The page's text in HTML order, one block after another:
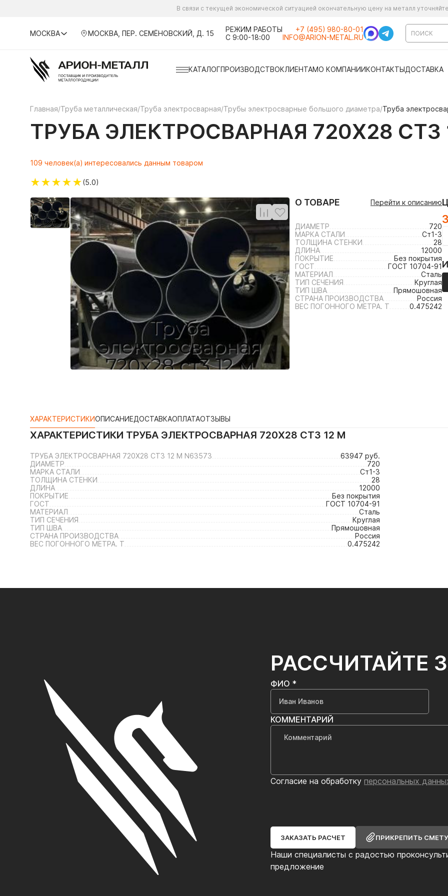
В связи с текущей экономической ситуацией окончательную цену на металл
МОСКВА МОСКВА, ПЕР. СЕМЁНОВСКИЙ, Д. 15
РЕЖИМ РАБОТЫ
С 9:00-18:00
+7 (495) 980-80-01
INFO@ARION-METAL.RU
КАТАЛОГПРОИЗВОДСТВОКЛИЕНТАМО КОМПАНИИКОНТАКТЫДОСТАВКА
Главная/Труба металлическая/Труба электросварная/Трубы электросварные большого диаметра/Труба
ТРУБА ЭЛЕКТРОСВАРНАЯ 720Х28 СТ3
109 человек(а) интересовались данным товаром
★★★★★(5.0)
О ТОВАРЕ Перейти к описанию
ДИАМЕТР
720
МАРКА СТАЛИ
Ст1-3
ТОЛЩИНА СТЕНКИ
28
ДЛИНА
12000
ПОКРЫТИЕ
Без покрытия
ГОСТ
ГОСТ 10704-91
МАТЕРИАЛ
Сталь
ТИП СЕЧЕНИЯ
Круглая
ТИП ШВА
Прямошовная
СТРАНА ПРОИЗВОДСТВА
Россия
ВЕС ПОГОННОГО МЕТРА. Т
0.475242
ХАРАКТЕРИСТИКИОПИСАНИЕДОСТАВКАОПЛАТАОТЗЫВЫ
ХАРАКТЕРИСТИКИ ТРУБА ЭЛЕКТРОСВАРНАЯ 720Х28 СТ3 12 М
ТРУБА ЭЛЕКТРОСВАРНАЯ 720Х28 СТ3 12 М N63573
63947 руб.
ДИАМЕТР
720
МАРКА СТАЛИ
Ст1-3
ТОЛЩИНА СТЕНКИ
28
ДЛИНА
12000
ПОКРЫТИЕ
Без покрытия
ГОСТ
ГОСТ 10704-91
МАТЕРИАЛ
Сталь
ТИП СЕЧЕНИЯ
Круглая
ТИП ШВА
Прямошовная
СТРАНА ПРОИЗВОДСТВА
Россия
ВЕС ПОГОННОГО МЕТРА. Т
0.475242
РАССЧИТАЙТЕ
Наши специалисты с радостью
предложение
ФИО *
КОММЕНТАРИЙ
Согласие на обработку персональных
ЗАКАЗАТЬ РАСЧЕТ ПРИКРЕПИТЬ СМЕТУ